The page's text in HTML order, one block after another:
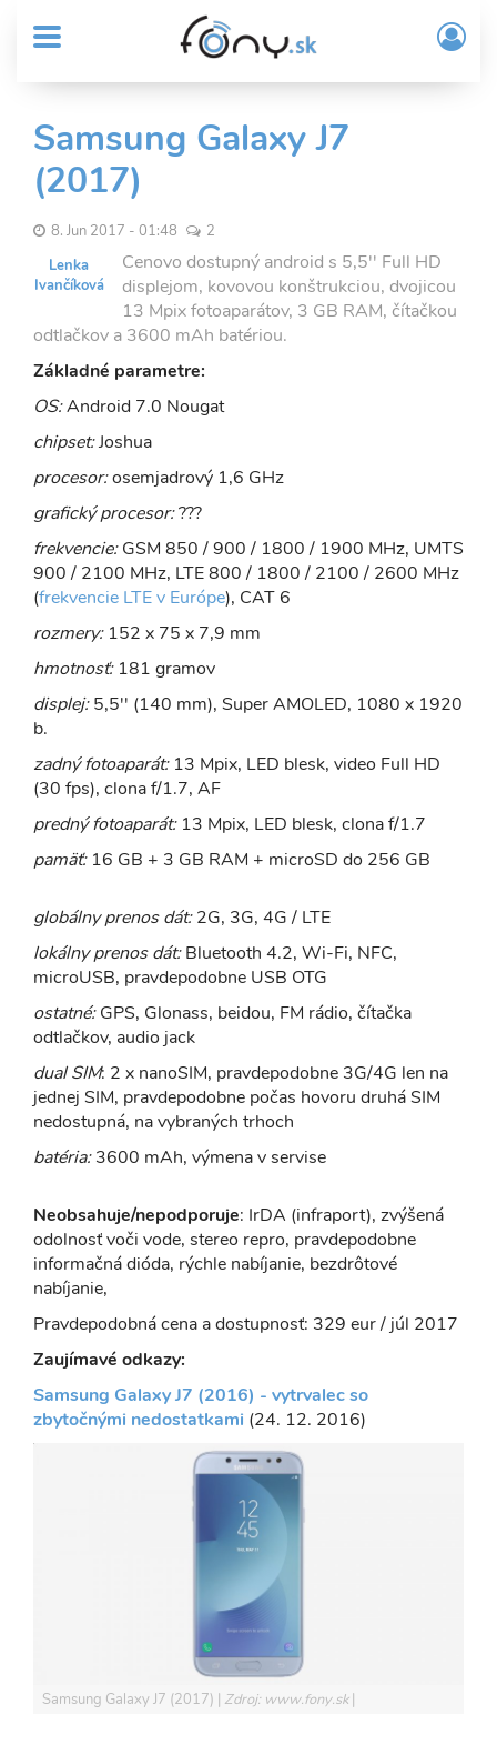
obsah
MENU
Sub
Header
menu
User
account
menu
/
Samsung Galaxy J7
(2017)
8. Jun 2017 - 01:48
2
Lenka
Ivančíková
Cenovo dostupný android s 5,5'' Full HD
displejom, kovovou konštrukciou, dvojicou
13 Mpix fotoaparátov, 3 GB RAM, čítačkou
odtlačkov a 3600 mAh batériou.
Základné parametre:
OS:Android 7.0 Nougat
chipset:Joshua
procesor:osemjadrový 1,6 GHz
grafický procesor:???
frekvencie:GSM 850 / 900 / 1800 / 1900 MHz, UMTS
900 / 2100 MHz, LTE 800 / 1800 / 2100 / 2600 MHz
(frekvencie LTE v Európe), CAT 6
rozmery:152 x 75 x 7,9 mm
hmotnosť:181 gramov
displej:5,5'' (140 mm), Super AMOLED, 1080 x 1920
b.
zadný fotoaparát:13 Mpix, LED blesk, video Full HD
(30 fps), clona f/1.7, AF
predný fotoaparát:13 Mpix, LED blesk, clona f/1.7
pamäť:16 GB + 3 GB RAM + microSD do 256 GB
globálny prenos dát:2G, 3G, 4G / LTE
lokálny prenos dát:Bluetooth 4.2, Wi-Fi, NFC,
microUSB, pravdepodobne USB OTG
ostatné:GPS, Glonass, beidou, FM rádio, čítačka
odtlačkov, audio jack
dual SIM: 2 x nanoSIM, pravdepodobne 3G/4G len na
jednej SIM, pravdepodobne počas hovoru druhá SIM
nedostupná, na vybraných trhoch
batéria:3600 mAh, výmena v servise
Neobsahuje/nepodporuje: IrDA (infraport), zvýšená
odolnosť voči vode, stereo repro, pravdepodobne
informačná dióda, rýchle nabíjanie, bezdrôtové
nabíjanie,
Pravdepodobná cena a dostupnosť: 329 eur / júl 2017
Zaujímavé odkazy:
Samsung Galaxy J7 (2016) - vytrvalec so
zbytočnými nedostatkami (24. 12. 2016)
Samsung Galaxy J7 (2017) Zdroj: www.fony.sk